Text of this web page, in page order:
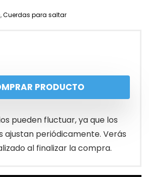
,Cuerdas para saltar
PRODUCTO
pueden fluctuar, ya que los
ajustan periódicamente. Verás
al finalizar la compra.